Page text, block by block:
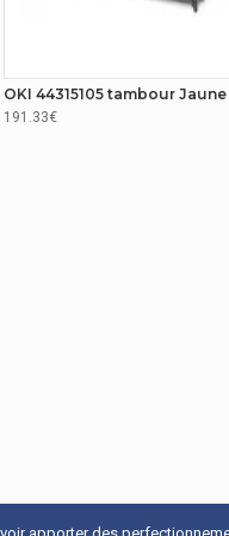
OKI 44315105 tambour Jaune
191.33€